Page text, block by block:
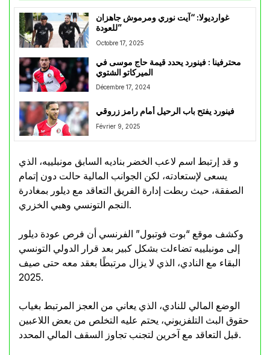
غوارديولا: “آيت نوري ومرموش جاهزان
للعودة”
Octobre 17, 2025
محترفينا : فينورد يحدد قيمة حاج موسى في
الميركاتو الشتوي
Décembre 17, 2024
فينورد يفتح باب الرحيل أمام رامز زروقي
Février 9, 2025
و قد إرتبط اسم لاعب الخضر بناديه السابق مونبلييه، الذي
يسعى لإستعادته، لكن الجوانب المالية حالت دون إتمام
الصفقة، حيث ربطت إدارة الفريق التعاقد مع ديلور بمغادرة
النجم التونسي وهبي الخزري.
وكشف موقع “بوت فوتبول” الفرنسي أن فرص عودة ديلور
إلى مونبلييه تضاءلت بشكل كبير بعد قرار الدولي التونسي
البقاء مع النادي، الذي لا يزال مرتبطًا بعقد معه حتى صيف
2025.
الوضع المالي للنادي، الذي يعاني من العجز المرتبط بغياب
حقوق البث التلفزيوني، يحتم عليه التخلص من بعض اللاعبين
قبل التعاقد مع آخرين لتجنب تجاوز السقف المالي المحدد.